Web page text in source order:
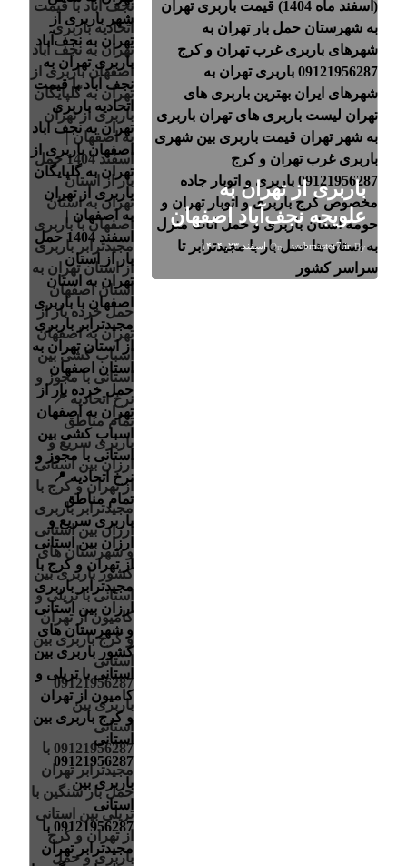
باربری از تهران به
علویجه نجف‌آباد اصفهان
On اسفند ۲۳, ۱۴۰۴ By
webmaster7.ir